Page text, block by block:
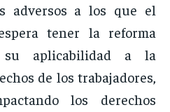
adversos a los que el
tener la reforma
aplicabilidad a la
de los trabajadores,
los derechos